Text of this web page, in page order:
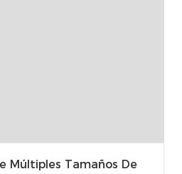
Múltiples Tamaños De